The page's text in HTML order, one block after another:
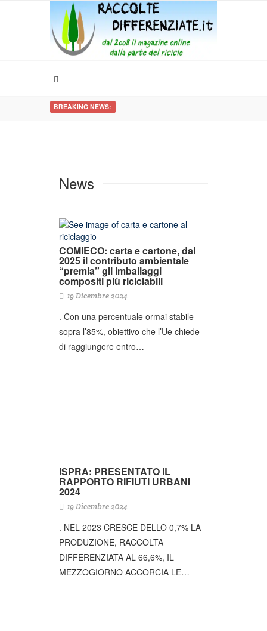
BREAKING NEWS:
News
COMIECO: carta e cartone, dal
2025 il contributo ambientale
“premia” gli imballaggi
compositi più riciclabili
19 Dicembre 2024
. Con una percentuale ormai stabile
sopra l’85%, obiettivo che l’Ue chiede
di raggiungere entro…
ISPRA: PRESENTATO IL
RAPPORTO RIFIUTI URBANI
2024
19 Dicembre 2024
. NEL 2023 CRESCE DELLO 0,7% LA
PRODUZIONE, RACCOLTA
DIFFERENZIATA AL 66,6%, IL
MEZZOGIORNO ACCORCIA LE…